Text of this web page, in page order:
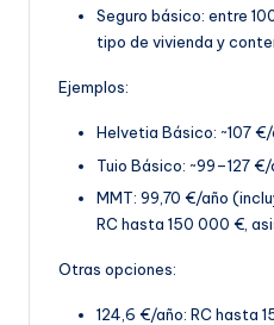
Seguro básico: entre
tipo de vivienda y
Ejemplos:
Helvetia Básico: ~107 €/
Tuio Básico: ~99–127 €/
MMT: 99,70 €/año
RC hasta 150 000 €,
Otras opciones:
124,6 €/año: RC hasta